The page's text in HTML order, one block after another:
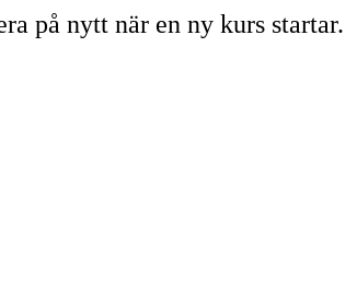
på nytt när en ny kurs startar.